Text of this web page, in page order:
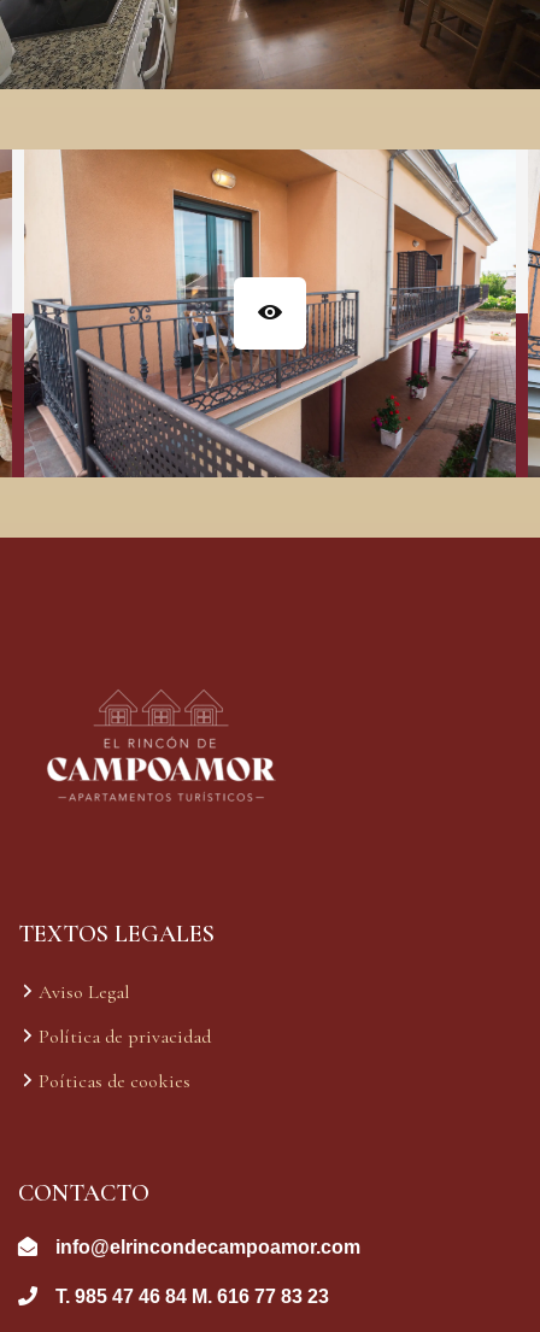
TEXTOS LEGALES
Aviso Legal
Política de privacidad
Poíticas de cookies
CONTACTO
info@elrincondecampoamor.com
T. 985 47 46 84 M. 616 77 83 23